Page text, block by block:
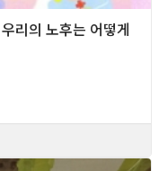
리의 노후는 어떻게